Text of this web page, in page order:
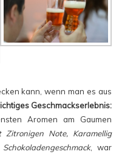
kann, wenn man es aus
Geschmackserlebnis:
Aromen am Gaumen
Zitronigen Note, Karamellig
, war